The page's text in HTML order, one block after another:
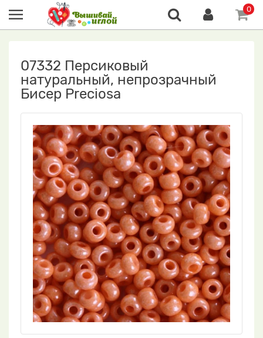
0
07332 Персиковый
натуральный, непрозрачный
Бисер Preciosa